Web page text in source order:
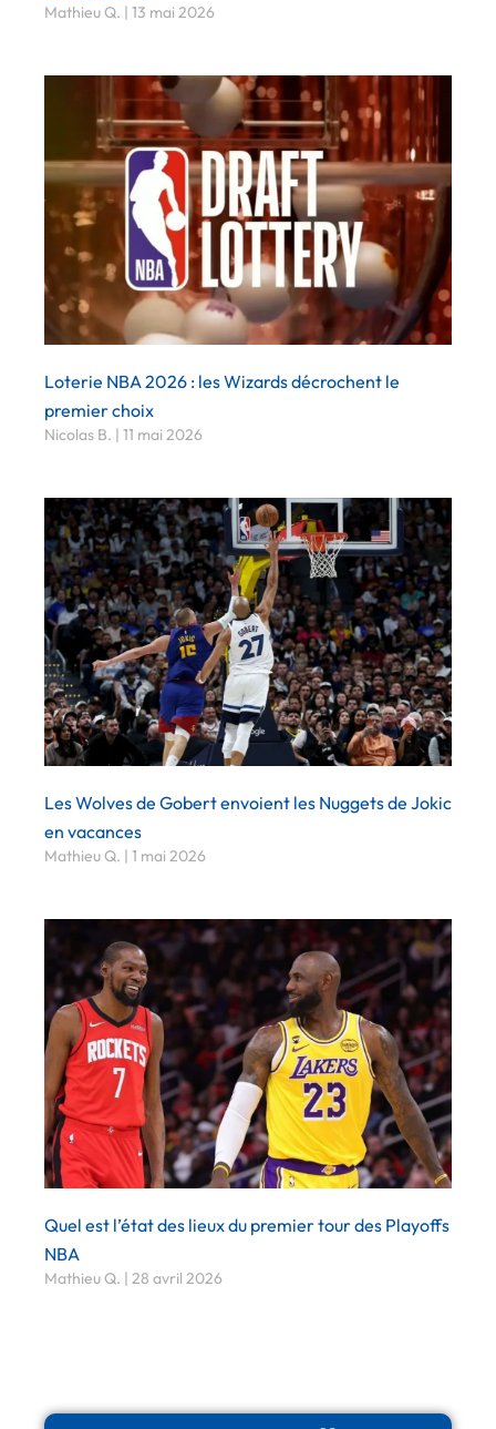
Mathieu Q. 13 mai 2026
Loterie NBA 2026 : les Wizards décrochent le
premier choix
Nicolas B. 11 mai 2026
Les Wolves de Gobert envoient les Nuggets de Jokic
en vacances
Mathieu Q. 1 mai 2026
Quel est l’état des lieux du premier tour des Playoffs
NBA
Mathieu Q. 28 avril 2026